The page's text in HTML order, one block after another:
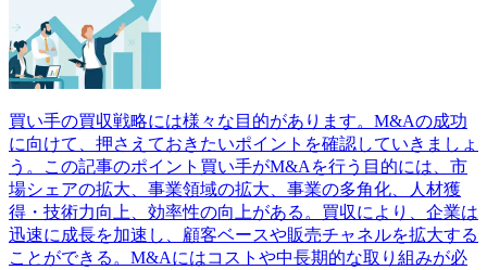
買い手の買収戦略には様々な目的があります。M&Aの成功
に向けて、押さえておきたいポイントを確認していきましょ
う。この記事のポイント買い手がM&Aを行う目的には、市
場シェアの拡大、事業領域の拡大、事業の多角化、人材獲
得・技術力向上、効率性の向上がある。買収により、企業は
迅速に成長を加速し、顧客ベースや販売チャネルを拡大する
ことができる。M&Aにはコストや中長期的な取り組みが必